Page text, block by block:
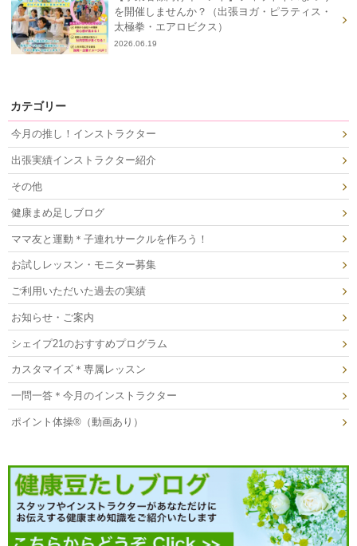
を開催しませんか？（出張ヨガ・ピラティス・
太極拳・エアロビクス）
2026.06.19
カテゴリー
今月の推し！インストラクター
出張実績インストラクター紹介
その他
健康まめ足しブログ
ママ友と運動＊子連れサークルを作ろう！
お試しレッスン・モニター募集
ご利用いただいた過去の実績
お知らせ・ご案内
シェイプ21のおすすめプログラム
カスタマイズ＊専属レッスン
一問一答＊今月のインストラクター
ポイント体操®（動画あり）